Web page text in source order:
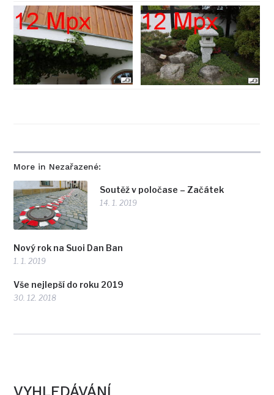
More in Nezařazené:
Soutěž v poločase – Začátek
14. 1. 2019
Nový rok na Suoi Dan Ban
1. 1. 2019
Vše nejlepší do roku 2019
30. 12. 2018
VYHLEDÁVÁNÍ